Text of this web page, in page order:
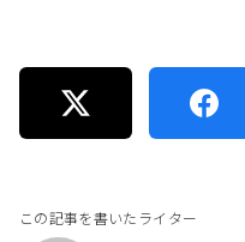
この記事を書いたライター